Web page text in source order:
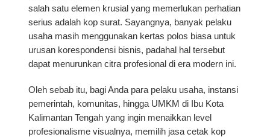
salah satu elemen krusial yang memerlukan perhatian
serius adalah kop surat. Sayangnya, banyak pelaku
usaha masih menggunakan kertas polos biasa untuk
urusan korespondensi bisnis, padahal hal tersebut
dapat menurunkan citra profesional di era modern ini.
Oleh sebab itu, bagi Anda para pelaku usaha, instansi
pemerintah, komunitas, hingga UMKM di Ibu Kota
Kalimantan Tengah yang ingin menaikkan level
profesionalisme visualnya, memilih jasa cetak kop